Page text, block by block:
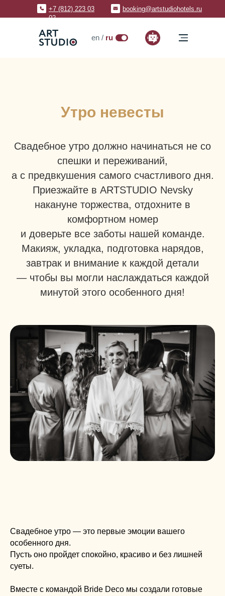
+7 (812) 223 03
02
booking@artstudiohotels.ru
en / ru
ru
Утро невесты
Свадебное утро должно начинаться не со
спешки и переживаний,
а с предвкушения самого счастливого дня.
Приезжайте в ARTSTUDIO Nevsky
накануне торжества, отдохните в
комфортном номер
и доверьте все заботы нашей команде.
Макияж, укладка, подготовка нарядов,
завтрак и внимание к каждой детали
— чтобы вы могли наслаждаться каждой
минутой этого особенного дня!
Свадебное утро — это первые эмоции вашего
особенного дня.
Пусть оно пройдет спокойно, красиво и без лишней
суеты.
Вместе с командой Bride Deco мы создали готовые